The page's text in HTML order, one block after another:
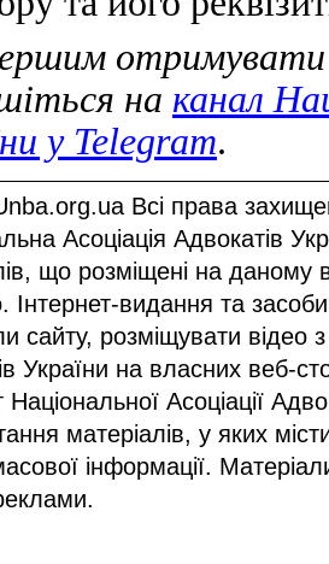
отримувати
на канал
у Telegram.
Всі права
Асоціація Адвокатів
що розміщені на даному
Інтернет-видання та
сайту, розміщувати відео
України на власних веб-
Національної Асоціації
матеріалів, у яких
інформації.